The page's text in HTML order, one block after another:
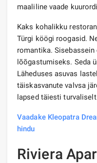
maaliline vaade
Kaks kohalikku
Türgi köögi roogasid.
romantika.
lõõgastumiseks. Seda
Läheduses asuvas
täiskasvanute valvsa
lapsed täiesti
Vaadake Kleopatra
hindu
Riviera